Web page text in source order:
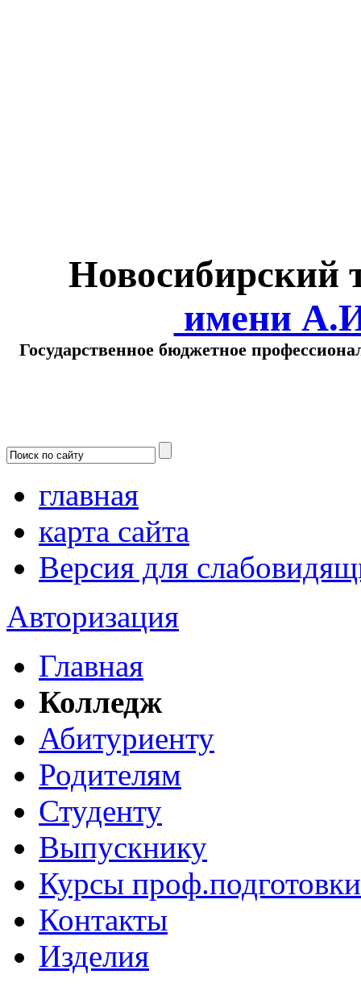
Новосибирский
имени
Государственное бюджетное
главная
карта сайта
Версия для
Авторизация
Главная
Колледж
Абитуриенту
Родителям
Студенту
Выпускнику
Курсы проф.подготовки
Контакты
Изделия